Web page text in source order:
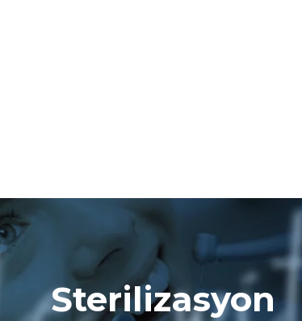
Sterilizasyon